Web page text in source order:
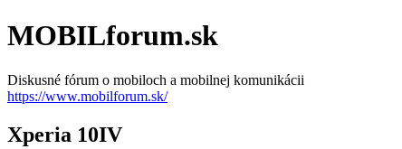
MOBILforum.sk
Diskusné fórum o mobiloch a mobilnej komunikácii
https://www.mobilforum.sk/
Xperia 10IV